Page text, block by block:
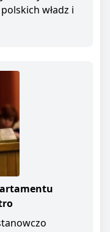
władz i